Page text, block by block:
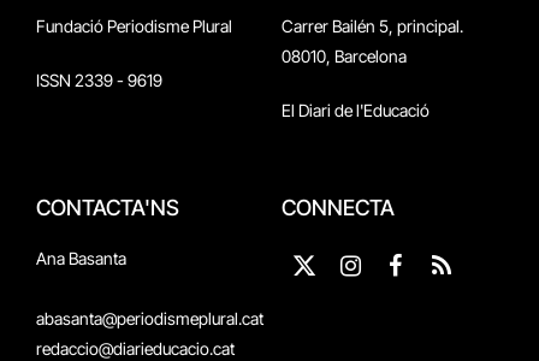
Fundació Periodisme Plural
ISSN 2339 - 9619
Carrer Bailén 5, principal.
08010, Barcelona
El Diari de l'Educació
CONTACTA'NS
Ana Basanta
abasanta@periodismeplural.cat
redaccio@diarieducacio.cat
CONNECTA
X
Instagram
Facebook
RSS